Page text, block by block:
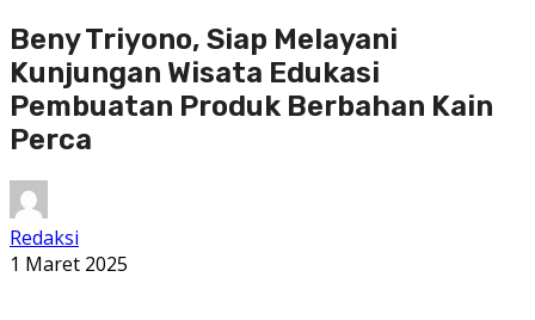
Beny Triyono, Siap Melayani
Kunjungan Wisata Edukasi
Pembuatan Produk Berbahan Kain
Perca
Redaksi
1 Maret 2025